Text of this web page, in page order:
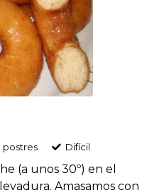
postres Difí­cil
(a unos 30º) en el
Amasamos con